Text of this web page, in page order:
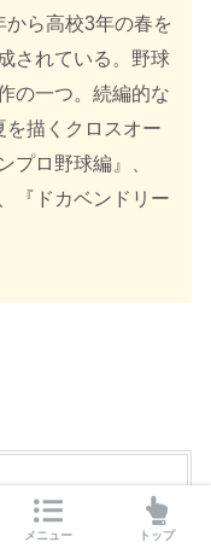
ら高校3年の春を
されている。野球
の一つ。続編的な
描くクロスオー
プロ野球編』、
『ドカベンドリー
05月01日頃
メニュー トップ